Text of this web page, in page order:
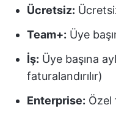
Ücretsiz:
Team+: Üye
İş: Üye başına
faturalandırılır)
Enterprise: Özel